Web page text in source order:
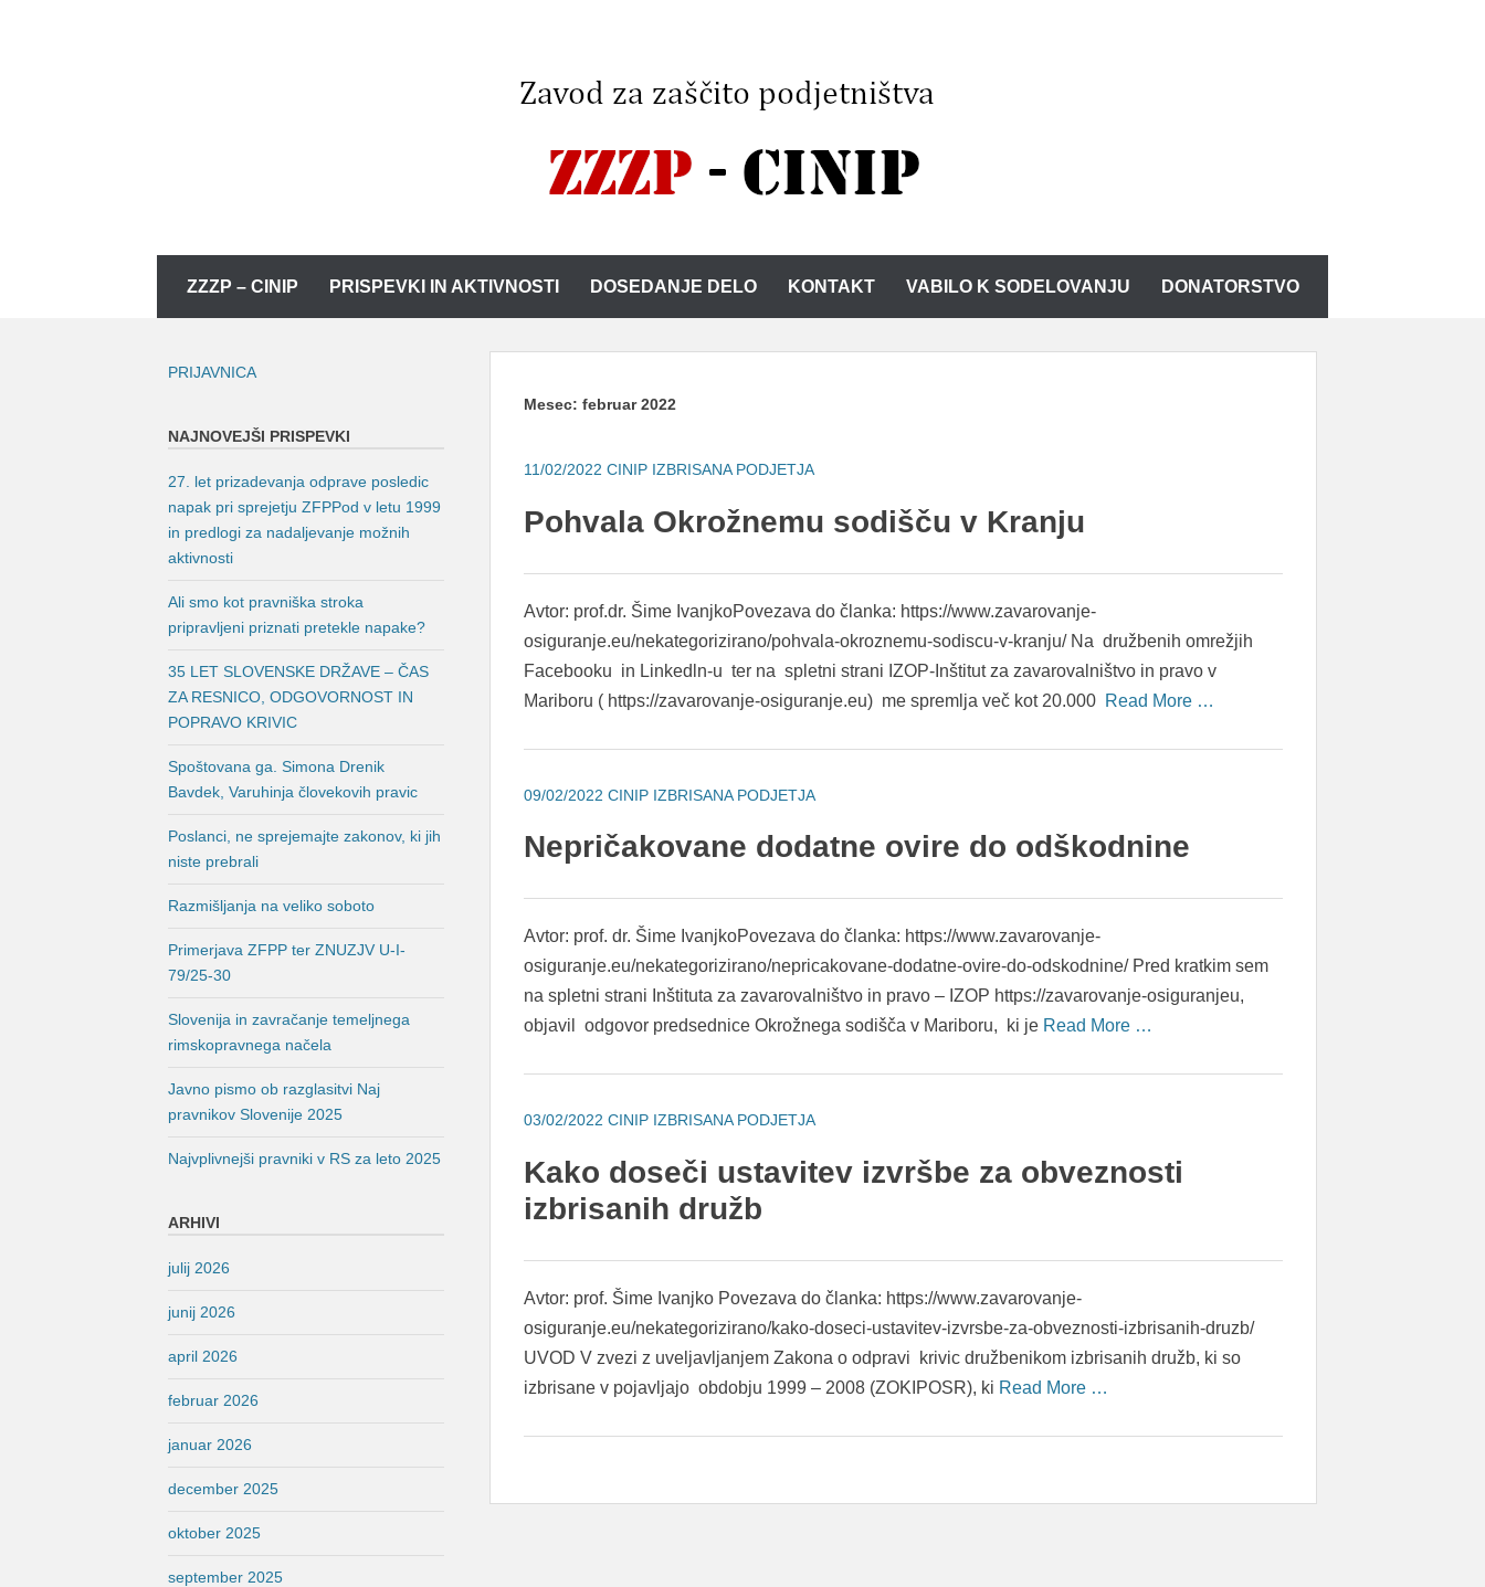
ZZZP – CINIP PRISPEVKI IN AKTIVNOSTI DOSEDANJE DELO KONTAKT VABILO K SODELOVANJU DONATORSTVO
Mesec:februar 2022
11/02/2022 CINIP IZBRISANA PODJETJA
Pohvala Okrožnemu sodišču v Kranju
Avtor: prof.dr. Šime IvanjkoPovezava do članka: https://www.zavarovanje-
osiguranje.eu/nekategorizirano/pohvala-okroznemu-sodiscu-v-kranju/ Na družbenih omrežjih
Facebooku in Linkedln-u ter na spletni strani IZOP-Inštitut za zavarovalništvo in pravo v
Mariboru ( https://zavarovanje-osiguranje.eu) me spremlja več kot 20.000 Read More …
09/02/2022 CINIP IZBRISANA PODJETJA
Nepričakovane dodatne ovire do odškodnine
Avtor: prof. dr. Šime IvanjkoPovezava do članka: https://www.zavarovanje-
osiguranje.eu/nekategorizirano/nepricakovane-dodatne-ovire-do-odskodnine/ Pred kratkim sem
na spletni strani Inštituta za zavarovalništvo in pravo – IZOP https://zavarovanje-osiguranjeu,
objavil odgovor predsednice Okrožnega sodišča v Mariboru, ki je Read More …
03/02/2022 CINIP IZBRISANA PODJETJA
Kako doseči ustavitev izvršbe za obveznosti
izbrisanih družb
Avtor: prof. Šime Ivanjko Povezava do članka: https://www.zavarovanje-
osiguranje.eu/nekategorizirano/kako-doseci-ustavitev-izvrsbe-za-obveznosti-izbrisanih-druzb/
UVOD V zvezi z uveljavljanjem Zakona o odpravi krivic družbenikom izbrisanih družb, ki so
izbrisane v pojavljajo obdobju 1999 – 2008 (ZOKIPOSR), ki Read More …
PRIJAVNICA
NAJNOVEJŠI PRISPEVKI
27. let prizadevanja odprave posledic
napak pri sprejetju ZFPPod v letu 1999
in predlogi za nadaljevanje možnih
aktivnosti
Ali smo kot pravniška stroka
pripravljeni priznati pretekle napake?
35 LET SLOVENSKE DRŽAVE – ČAS
ZA RESNICO, ODGOVORNOST IN
POPRAVO KRIVIC
Spoštovana ga. Simona Drenik
Bavdek, Varuhinja človekovih pravic
Poslanci, ne sprejemajte zakonov, ki jih
niste prebrali
Razmišljanja na veliko soboto
Primerjava ZFPP ter ZNUZJV U-I-
79/25-30
Slovenija in zavračanje temeljnega
rimskopravnega načela
Javno pismo ob razglasitvi Naj
pravnikov Slovenije 2025
Najvplivnejši pravniki v RS za leto 2025
ARHIVI
julij 2026
junij 2026
april 2026
februar 2026
januar 2026
december 2025
oktober 2025
september 2025